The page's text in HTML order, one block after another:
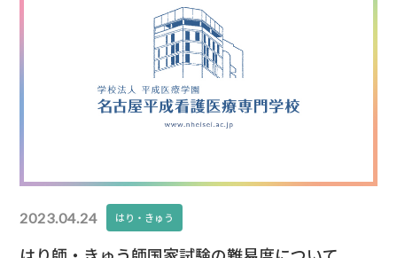
2023.04.24 はり・きゅう